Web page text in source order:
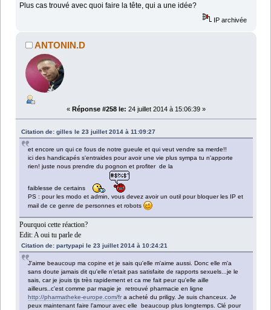
Plus cas trouvé avec quoi faire la tête, qui a une idée?
IP archivée
ANTONIN.D
« Réponse #258 le: 24 juillet 2014 à 15:06:39 »
Citation de: gilles le 23 juillet 2014 à 11:09:27
et encore un qui ce fous de notre gueule et qui veut vendre sa merde!!
ici des handicapés s'entraides pour avoir une vie plus sympa tu n'apporte
rien! juste nous prendre du pognon et profiter de la
faiblesse de certains
PS : pour les modo et admin, vous devez avoir un outil pour bloquer les IP et
mail de ce genre de personnes et robots
Pourquoi cette réaction?
Edit: A oui tu parle de
Citation de: partypapi le 23 juillet 2014 à 10:24:21
J'aime beaucoup ma copine et je sais qu'elle m'aime aussi. Donc elle m'a
sans doute jamais dit qu'elle n'etait pas satisfaite de rapports sexuels...je le
sais, car je jouis tjs très rapidement et ca me fait peur qu'elle aille
ailleurs..c'est comme par magie je retrouvé pharmacie en ligne
http://pharmatheke-europe.com/fr a acheté du priligy. Je suis chanceux. Je
peux maintenant faire l'amour avec elle beaucoup plus longtemps. Clé pour